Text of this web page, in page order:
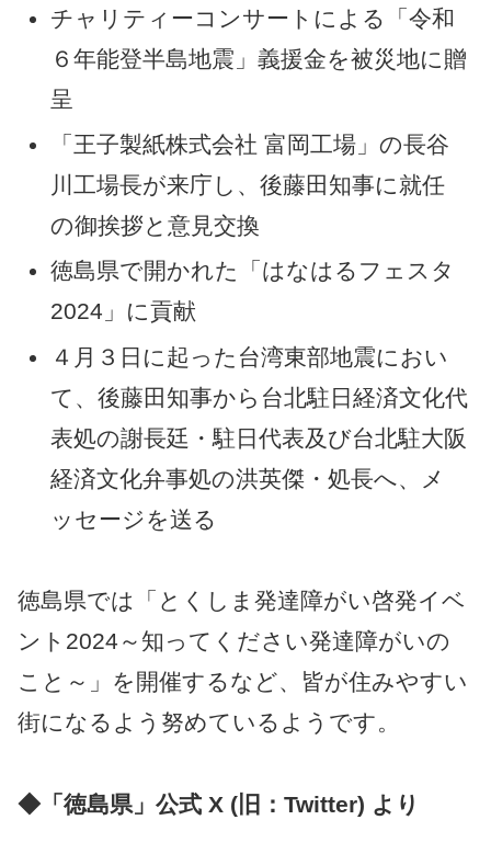
チャリティーコンサートによる「令和
６年能登半島地震」義援金を被災地に贈
呈
「王子製紙株式会社 富岡工場」の長谷
川工場長が来庁し、後藤田知事に就任
の御挨拶と意見交換
徳島県で開かれた「はなはるフェスタ
2024」に貢献
４月３日に起った台湾東部地震におい
て、後藤田知事から台北駐日経済文化代
表処の謝長廷・駐日代表及び台北駐大阪
経済文化弁事処の洪英傑・処長へ、メ
ッセージを送る
徳島県では「とくしま発達障がい啓発イベ
ント2024～知ってください発達障がいの
こと～」を開催するなど、皆が住みやすい
街になるよう努めているようです。
◆「徳島県」公式 X (旧：Twitter) より